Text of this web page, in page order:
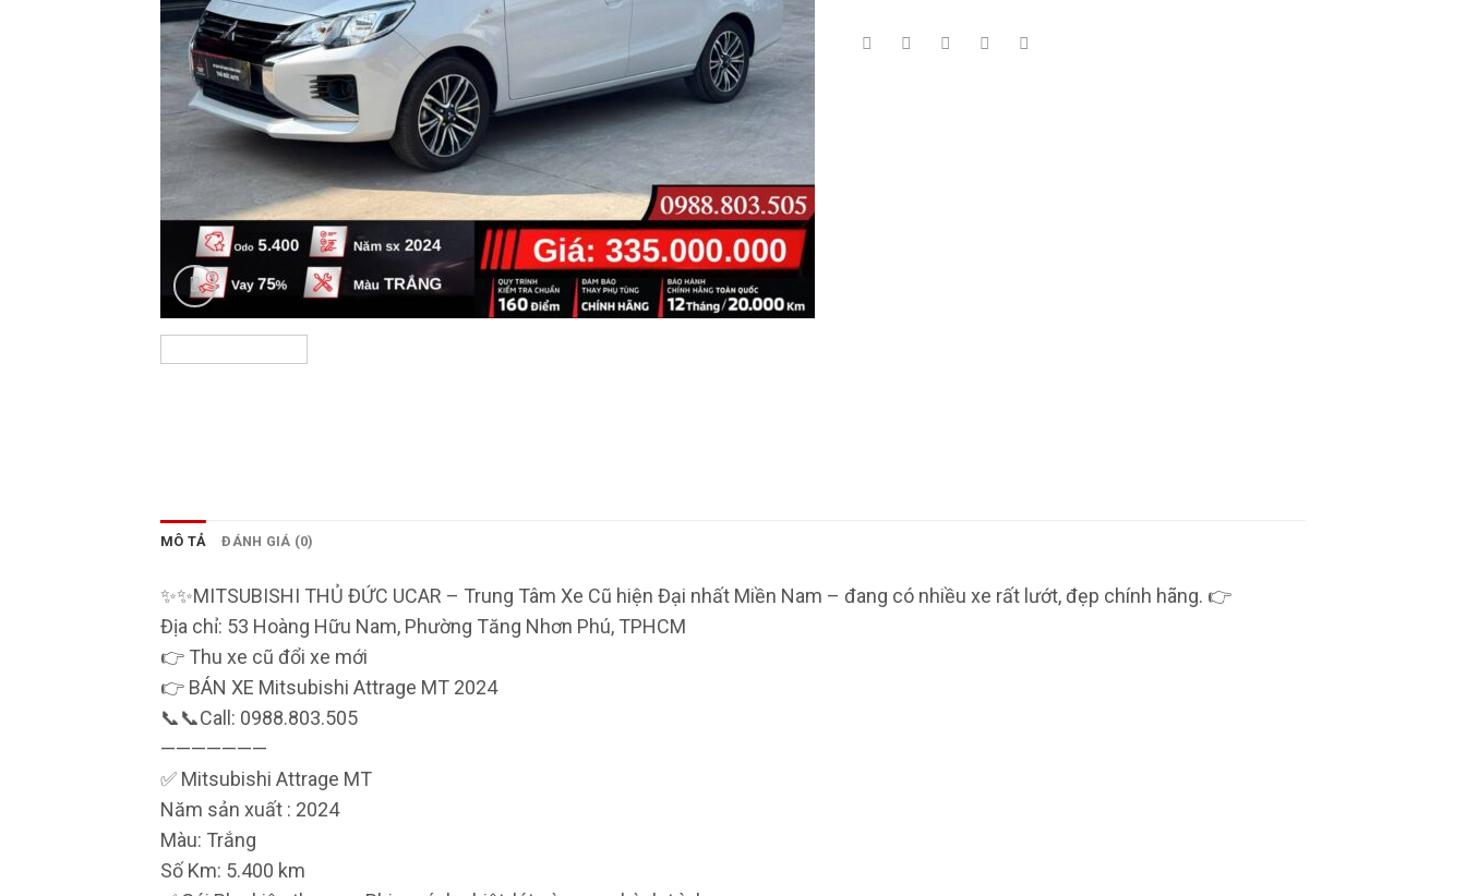
MÔ TẢ ĐÁNH GIÁ (0)
✨✨MITSUBISHI THỦ ĐỨC UCAR – Trung Tâm Xe Cũ hiện Đại nhất Miền Nam – đang có nhiều xe rất lướt, đẹp chính hãng. 👉
Địa chỉ: 53 Hoàng Hữu Nam, Phường Tăng Nhơn Phú, TPHCM
👉 Thu xe cũ đổi xe mới
👉 BÁN XE Mitsubishi Attrage MT 2024
📞📞Call: 0988.803.505
———————
✅ Mitsubishi Attrage MT
Năm sản xuất : 2024
Màu: Trắng
Số Km: 5.400 km